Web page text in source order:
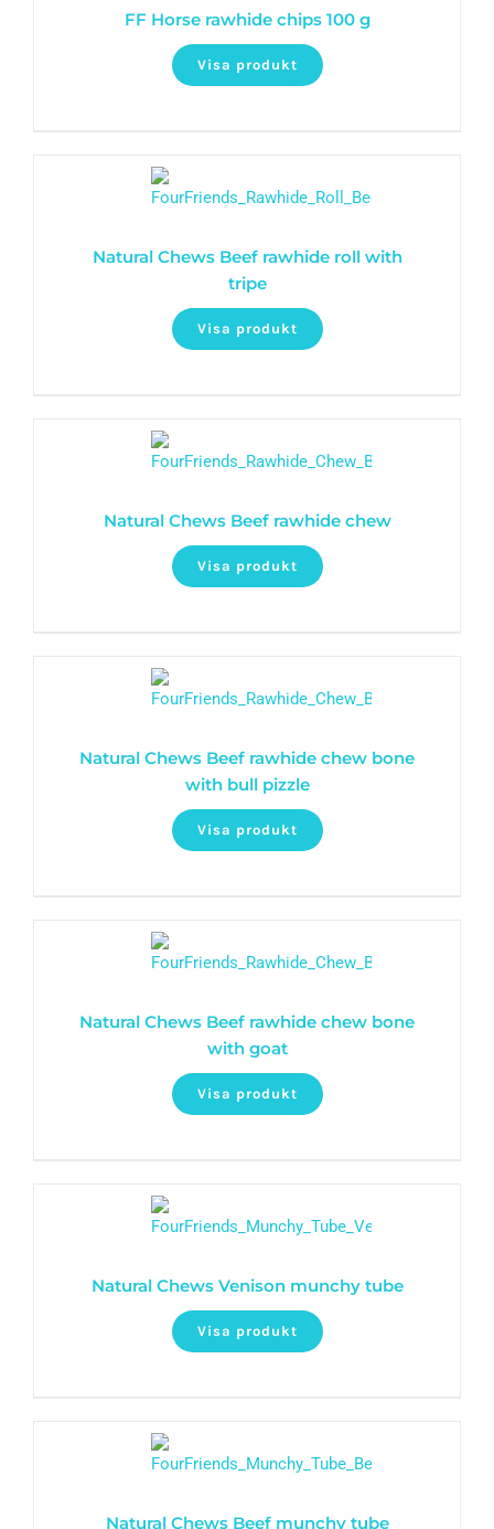
FF Horse rawhide chips 100 g
Visa produkt
Natural Chews Beef rawhide roll with
tripe
Visa produkt
Natural Chews Beef rawhide chew
Visa produkt
Natural Chews Beef rawhide chew bone
with bull pizzle
Visa produkt
Natural Chews Beef rawhide chew bone
with goat
Visa produkt
Natural Chews Venison munchy tube
Visa produkt
Natural Chews Beef munchy tube